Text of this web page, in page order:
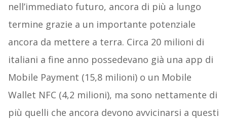
nell’immediato futuro, ancora di più a lungo
termine grazie a un importante potenziale
ancora da mettere a terra. Circa 20 milioni di
italiani a fine anno possedevano già una app di
Mobile Payment (15,8 milioni) o un Mobile
Wallet NFC (4,2 milioni), ma sono nettamente di
più quelli che ancora devono avvicinarsi a questi